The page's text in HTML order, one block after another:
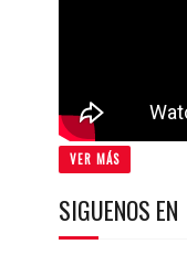
VER MÁS
SIGUENOS EN